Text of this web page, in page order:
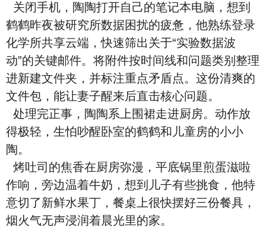
关闭手机，陶陶打开自己的笔记本电脑，想到
鹤鹤昨夜被研究所数据困扰的疲惫，他熟练登录
化学所共享云端，快速筛出关于“实验数据波
动”的关键邮件。将附件按时间线和问题类别整理
进新建文件夹，并标注重点矛盾点。这份清爽的
文件包，能让妻子醒来后直击核心问题。
处理完正事，陶陶系上围裙走进厨房。动作放
得极轻，生怕吵醒卧室的鹤鹤和儿童房的小小
陶。
烤吐司的焦香在厨房弥漫，平底锅里煎蛋滋啦
作响，旁边温着牛奶，想到儿子有些挑食，他特
意切了新鲜水果丁，餐桌上很快摆好三份餐具，
烟火气无声浸润着晨光里的家。